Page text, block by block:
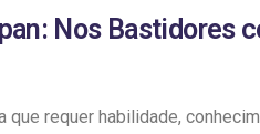
Nos Bastidores
que requer habilidade,